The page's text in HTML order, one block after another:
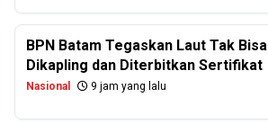
BPN Batam Tegaskan Laut Tak Bisa
Dikapling dan Diterbitkan Sertifikat
Nasional 9 jam yang lalu